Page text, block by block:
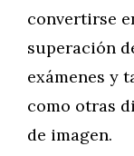
convertirse
superación
exámenes y
como otras
de imagen.